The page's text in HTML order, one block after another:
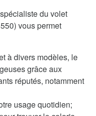
du volet
vous permet
à divers modèles, le
grâce aux
réputés, notamment
usage quotidien;